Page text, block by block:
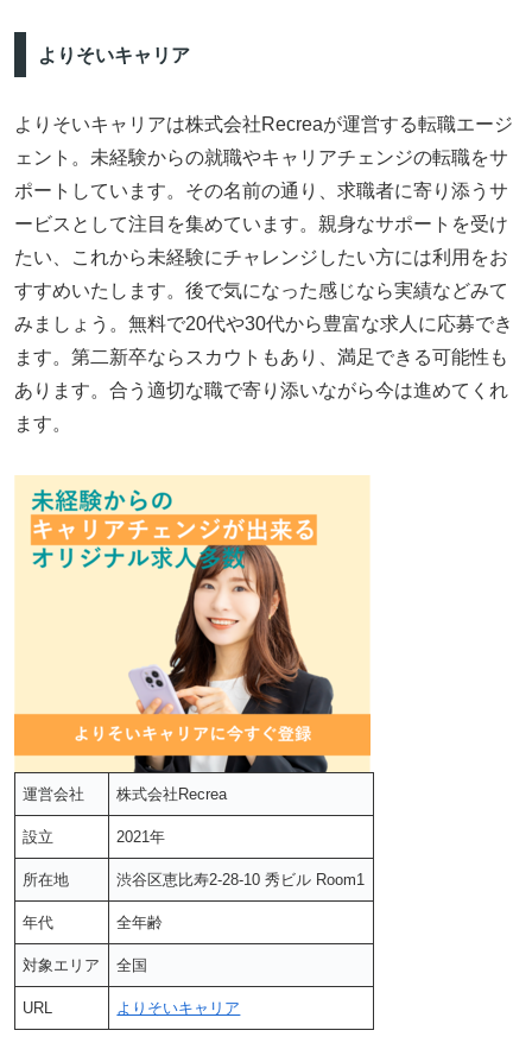
よりそいキャリア
よりそいキャリアは株式会社Recreaが運営する転職エージ
ェント。未経験からの就職やキャリアチェンジの転職をサ
ポートしています。その名前の通り、求職者に寄り添うサ
ービスとして注目を集めています。親身なサポートを受け
たい、これから未経験にチャレンジしたい方には利用をお
すすめいたします。後で気になった感じなら実績などみて
みましょう。無料で20代や30代から豊富な求人に応募でき
ます。第二新卒ならスカウトもあり、満足できる可能性も
あります。合う適切な職で寄り添いながら今は進めてくれ
ます。
運営会社 株式会社Recrea
設立 2021年
所在地 渋谷区恵比寿2-28-10 秀ビル Room1
年代 全年齢
対象エリア 全国
URL よりそいキャリア